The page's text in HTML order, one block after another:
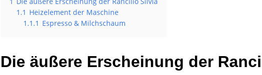
1.1 Heizelement der Maschine
1.1.1 Espresso & Milchschaum
Die äußere Erscheinung der